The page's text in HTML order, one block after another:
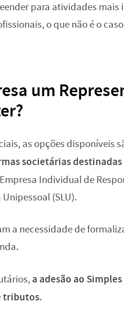
para atividades mais
o que não é o
um
as opções disponíveis
societárias
Individual de
(SLU).
a necessidade de
a adesão ao
tributos.